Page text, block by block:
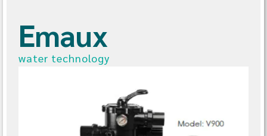
Emaux
water technology